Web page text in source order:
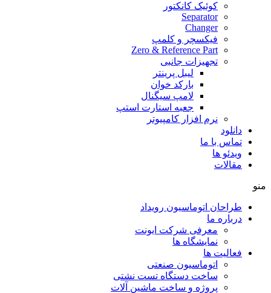
کوئیک کانکتور
Separator
Changer
فیکسچر و کلمپ
Zero & Reference Part
تجهیزات جانبی
لیبل پرینتر
بارکد خوان
لامپ سیگنال
جعبه استارت استپ
نرم افزار کامپیوتر
دانلود
تماس با ما
ویدئو ها
مقالات
منو
طراحان اتوماسیون رویداد
درباره ما
معرفی شرکت ایونت
نمایشگاه ها
فعالیت ها
اتوماسیون صنعتی
ساخت دستگاه تست نشتی
پروژه و ساخت ماشین آلات